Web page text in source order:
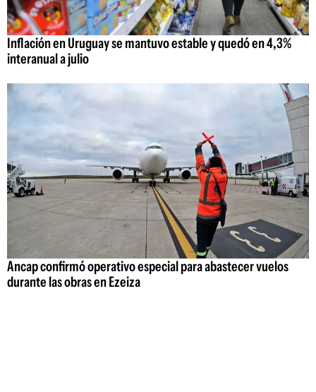
Inflación en Uruguay se mantuvo estable y quedó en 4,3%
interanual a julio
Ancap confirmó operativo especial para abastecer vuelos
durante las obras en Ezeiza